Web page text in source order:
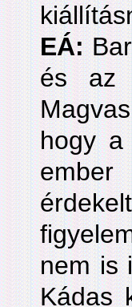
EÁ:
és az
hogy a
nem is
Kádas